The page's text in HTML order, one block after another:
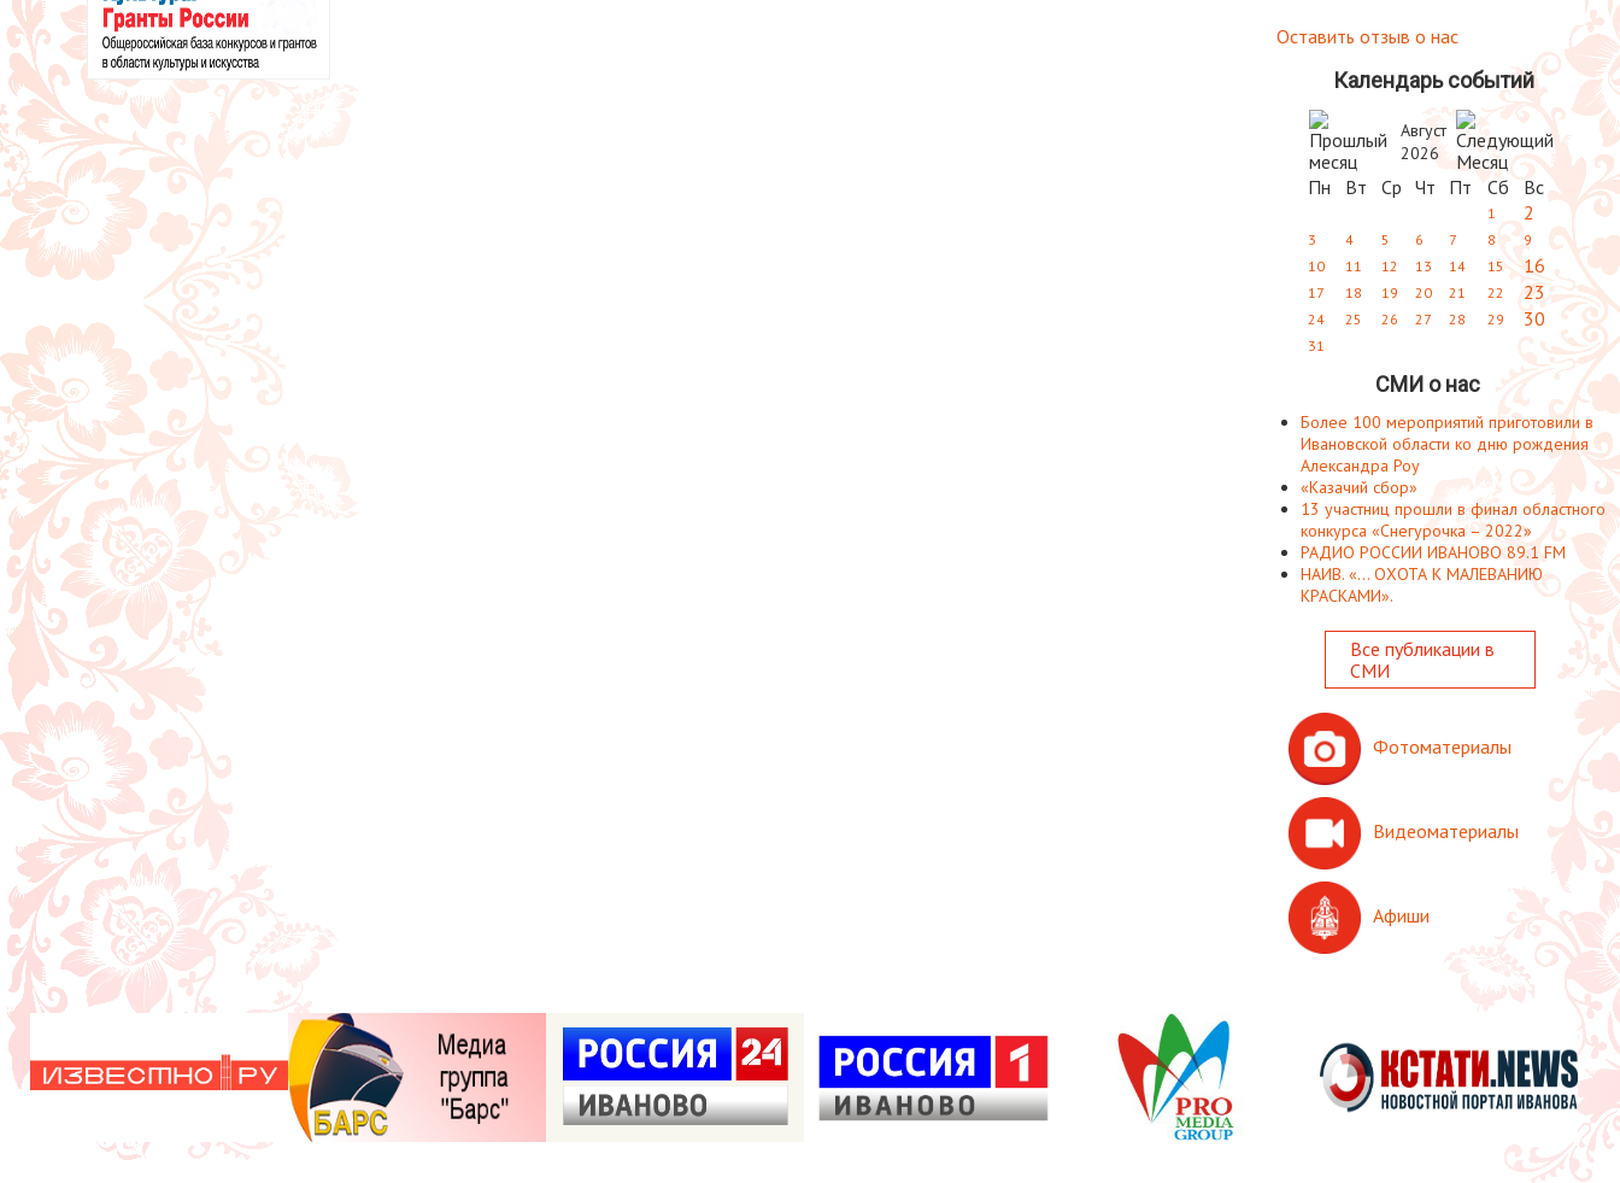
Оставить отзыв о нас
Календарь событий
Август
2026
Пн Вт Ср Чт Пт Сб Вс
1 2
3 4 5 6 7 8
9
10
11 12 13 14 15 16
17 18 19 20 21 22 23
24 25 26 27 28 29 30
31
СМИ о нас
Более 100 мероприятий приготовили в
Ивановской области ко дню рождения
Александра Роу
«Казачий сбор»
13 участниц прошли в финал областного
конкурса «Снегурочка – 2022»
РАДИО РОССИИ ИВАНОВО 89.1 FM
НАИВ. «... ОХОТА К МАЛЕВАНИЮ
КРАСКАМИ».
Все публикации в
СМИ
Фотоматериалы
Видеоматериалы
Афиши